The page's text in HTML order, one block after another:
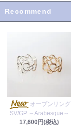
Recommend
オープンリング
SV/GP ～Arabesque～
17,600円(税込)